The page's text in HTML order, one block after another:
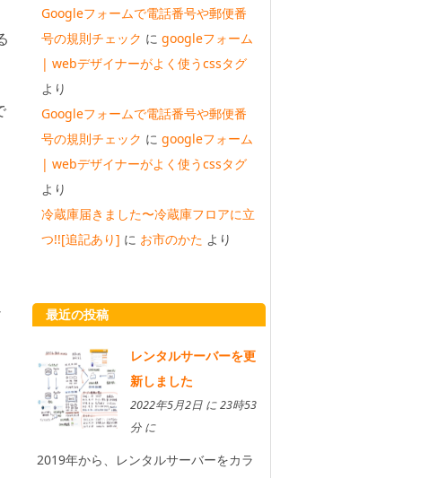
Googleフォームで電話番号や郵便番
号の規則チェック に googleフォーム
| webデザイナーがよく使うcssタグ
より
Googleフォームで電話番号や郵便番
号の規則チェック に googleフォーム
| webデザイナーがよく使うcssタグ
より
冷蔵庫届きました〜冷蔵庫フロアに立
つ!![追記あり] に お市のかた より
最近の投稿
レンタルサーバーを更
新しました
2022年5月2日 に 23時53
分 に
2019年から、レンタルサーバーをカラ